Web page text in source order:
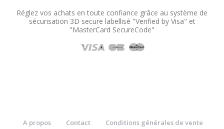
Réglez vos achats en toute confiance grâce au système de
sécurisation 3D secure labellisé "Verified by Visa" et
"MasterCard SecureCode"
A propos Contact Conditions générales de vente